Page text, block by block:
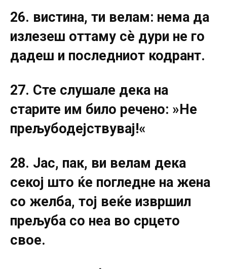
26. вистина, ти велам: нема да
излезеш оттаму сè дури не го
дадеш и последниот кодрант.
27. Сте слушале дека на
старите им било речено: »Не
прељубодејствувај!«
28. Јас, пак, ви велам дека
секој што ќе погледне на жена
со желба, тој веќе извршил
прељуба со неа во срцето
свое.